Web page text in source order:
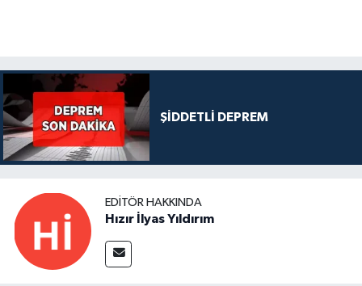
ŞİDDETLİ DEPREM
EDITÖR HAKKINDA
Hızır İlyas Yıldırım